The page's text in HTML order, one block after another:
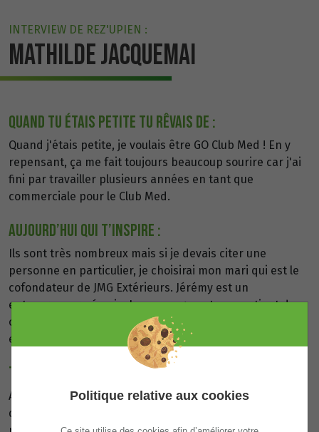
INTERVIEW DE REZ'UPIEN :
MATHILDE JACQUEMAI
QUAND TU ÉTAIS PETITE TU RÊVAIS DE :
Quand j'étais petite, je voulais être GO Club Med ! En y
repensant, ça me fait toujours beaucoup sourire car j'ai
fini par travailler plusieurs années en tant que
commerciale pour le Club Med.
AUJOURD’HUI QUI T’INSPIRE :
Ils sont très nombreux mais si je devais citer une
personne en particulier, je choisirai mon mari qui est le
cofondateur de JMG Extérieurs. Jérémy est un
entrepreneur né qui m'accompagne et me soutient dans
cette aventure incroyable. Il m'inspire quotidiennement
et je le remercie.
TON PARCOURS EN QUELQUES MOTS :
Agent de voyages de formation, j'ai toujours travaillé
dans le commerce et je ne m'en lasse pas. J'aime le
Politique relative aux cookies